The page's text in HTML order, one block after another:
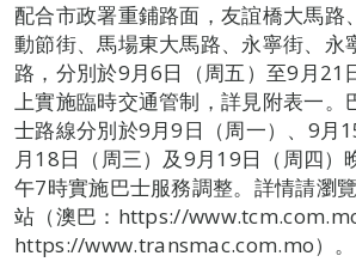
配合市政署重鋪路面，友誼橋大馬路
動節街、馬場東大馬路、永寧街、永
路，分別於9月6日（周五）至9月21
上實施臨時交通管制，詳見附表一。
士路線分別於9月9日（周一）、9月
月18日（周三）及9月19日（周四）
午7時實施巴士服務調整。詳情請瀏
站（澳巴：https://
https://www.transmac.com.mo）。